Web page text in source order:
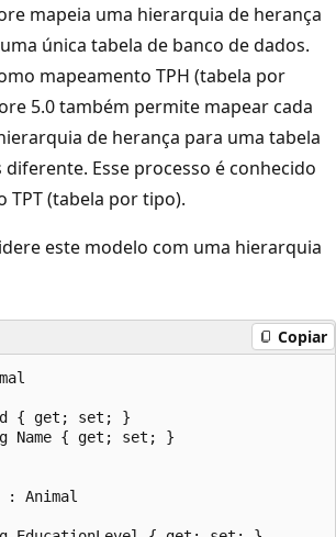
mapeia uma hierarquia de herança
única tabela de banco de dados.
mapeamento TPH (tabela por
5.0 também permite mapear cada
de herança para uma tabela
Esse processo é conhecido
TPT (tabela por tipo).
este modelo com uma hierarquia
Copiar
{ get; set; }
Name { get; set; }
Animal